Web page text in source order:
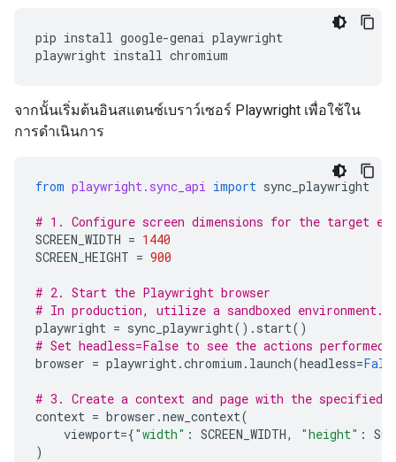
pip install google-genai playwright
playwright install
จากนั้นเริ่มต้นอินสแตนซ์เบราว์เซอร์ Playwright เพื่อใช้ใน
การดำเนินการ
from playwright.sync_api import sync_playwright
# 1. Configure screen dimensions for the target
SCREEN_WIDTH = 1440
SCREEN_HEIGHT = 900
# 2. Start the Playwright browser
# In production, utilize a sandboxed environment.
playwright = sync_playwright() . start()
# Set headless=False to see the actions performed
browser = playwright.chromium . launch(headless=
# 3. Create a context and page with the specified
context = browser .new_context(
viewport={"width" : SCREEN_WIDTH, "height" :
)